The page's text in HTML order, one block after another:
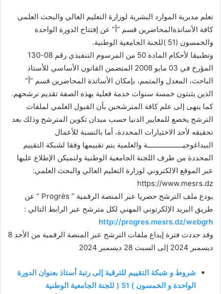
تعلم مديرية الموارد البشرية لوزارة التعليم العالي والبحث العلمي
كافة الأساتذةالمحاضرين قسم “أ” عن إفتتاح الدورة الواحدة
والخمسون (51 )للجنة الجامعية الوطنية.
وتطبيقا لأحكام المادة 50 من المرسوم التنفيذي رقم 08-130
المؤرخ في 03 مايو 2008 المتضمن القانون الأساسي للأستاذ
الباحث، المعدل والمتمم، بإمكان الأساتذة المحاضرين قسم “أ”
الذين يثبتون خمسة سنوات خدمة فعلية بهذه الصفة تقديم ترشحهم.
كما ينهى إلى علم كافة المترشحين بأن القبول العلمي لملفات
الترشح يخضع للمعايير الدنيا حسب ميدان تكوين المترشح وذلك بعد
تحقيقه لأحد الاختيارات المحددة، أما بالنسبة للأعمال
البيداغوجيــــــــــــــــــة والعلمية يتم تقييمها وفقا لشبكة التقييم
المحددة من طرف اللجنة الجامعية الوطنية ولتميكن الإطلاع عليها
عبر الموقع الالكتروني لوزارة التعليم العالي والبحث العلمي:
https://www.mesrs.dz
يودع ملف الترشح حصريا عبر المنصة الرقمية ” Progrès ” عن
طريق البريد الإلكرتوني المهني لكل مترشح عبر الرابط التالي :
http://progres.mesrs.dz/webgrh
وقد حددت فترة إيداع ملفات الترشح عبر المنصة الرقمية من الأحد 8
ديسمبر 2024 إلى السبت 28 ديسمبر 2024
شروط و شبكة التقييم للترقية إلى رتبة أستاذ بعنوان الدورة
الواحدة و الخمسون ) 51 ( للجنة الجامعية الوطنية